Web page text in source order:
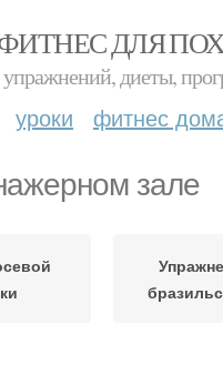
ДЛЯ
диеты,
уроки фитнес
зале